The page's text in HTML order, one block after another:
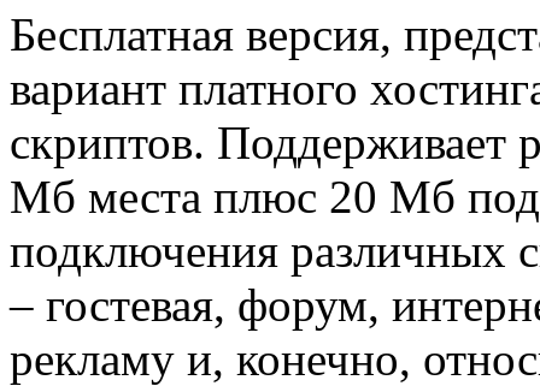
Бесплатная версия,
вариант платного
скриптов.
Мб места плюс 20 Мб под
подключения различных
– гостевая, форум,
рекламу и, конечно,